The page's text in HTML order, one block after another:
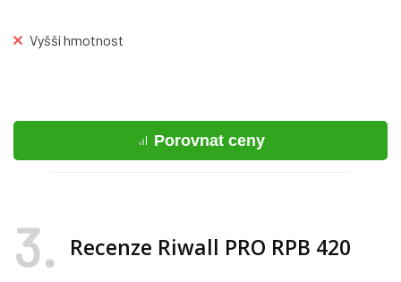
Vyšší hmotnost
Porovnat ceny
3 Recenze Riwall PRO RPB 420